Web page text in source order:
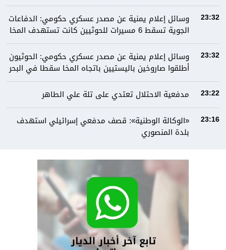
23:32
وسائل إعلام يمنية عن مصدر عسكري حكومي: الدفاعات
الجوية تسقط 6 مسيرات للحوثيين كانت تستهدف المخا
23:32
وسائل إعلام يمنية عن مصدر عسكري حكومي: الحوثيون
أطلقوا صاروخين باليستيين باتجاه المخا سقطا في البحر
23:22 مدفعية الاحتلال تعتدي على تلة علي الطاهر
23:16
«الوكالة الوطنية»: قصف مدفعي إسرائيلي استهدف
بلدة المنصوري